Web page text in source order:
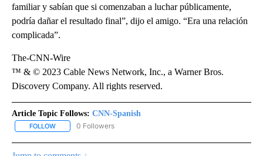
familiar y sabían que si comenzaban a luchar públicamente,
podría dañar el resultado final”, dijo el amigo. “Era una relación
complicada”.
The-CNN-Wire
™ & © 2023 Cable News Network, Inc., a Warner Bros.
Discovery Company. All rights reserved.
Article Topic Follows: CNN-Spanish
FOLLOW FOLLOW "CNN-SPANISH" TO RECEIVE NOTIFICATIONS ABOUT
0 Followers